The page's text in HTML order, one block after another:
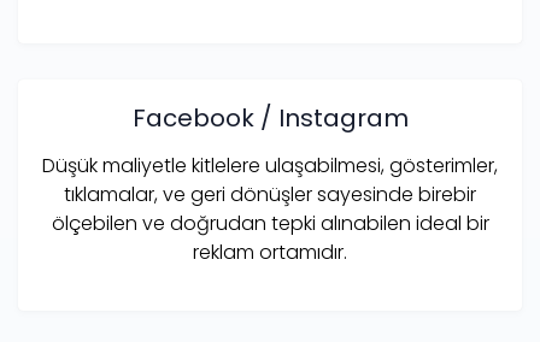
Facebook / Instagram
Düşük maliyetle kitlelere ulaşabilmesi, gösterimler,
tıklamalar, ve geri dönüşler sayesinde birebir
ölçebilen ve doğrudan tepki alınabilen ideal bir
reklam ortamıdır.